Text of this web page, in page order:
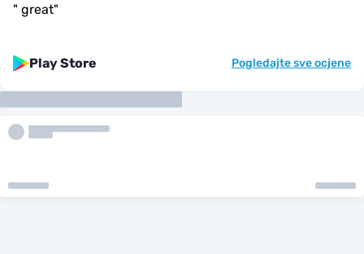
" great"
Play Store Pogledajte sve ocjene